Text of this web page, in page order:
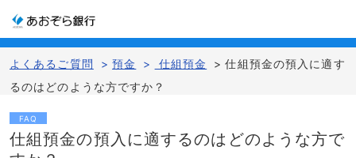
よくあるご質問 > 預金 > 仕組預金 > 仕組預金の預入に適す
るのはどのような方ですか？
FAQ
仕組預金の預入に適するのはどのような方で